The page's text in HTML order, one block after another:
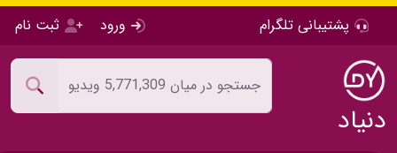
پشتیبانی تلگرام ورود ثبت نام
دنیاد